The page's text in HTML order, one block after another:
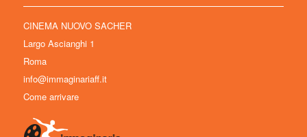
CINEMA NUOVO SACHER
Largo Ascianghi 1
Roma
info@immaginariaff.it
Come arrivare